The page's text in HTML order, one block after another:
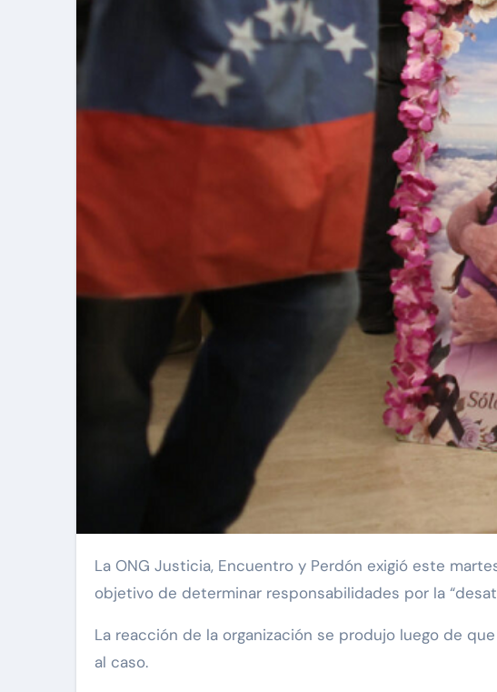
La ONG Justicia, Encuentro y Perdón exigió este martes una investigación “exhaustiva” sobre el caso de Víctor Hugo Quero Navas, con el
objetivo de determinar responsabilidades por la
La reacción de la organización se produjo luego de
al caso.